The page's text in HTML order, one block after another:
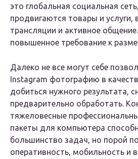
это глобальная социальная
продвигаются товары и услуги,
трансляции и активное
повышенное требование к
Далеко не все могут себе
Instagram фотографию в
добиться нужного результата,
предварительно обработать.
тяжеловесные
пакеты для компьютера
большинство задач, но порой
оперативность, мобильность и